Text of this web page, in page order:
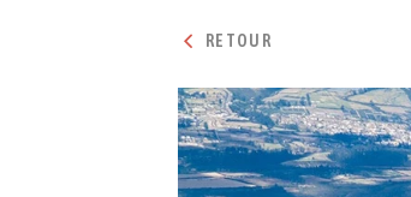
RETOUR